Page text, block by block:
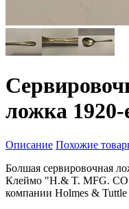
ложка
Описание Похожие
Болшая сервировочная
Клеймо "H.& T. MFG.
компании Holmes &